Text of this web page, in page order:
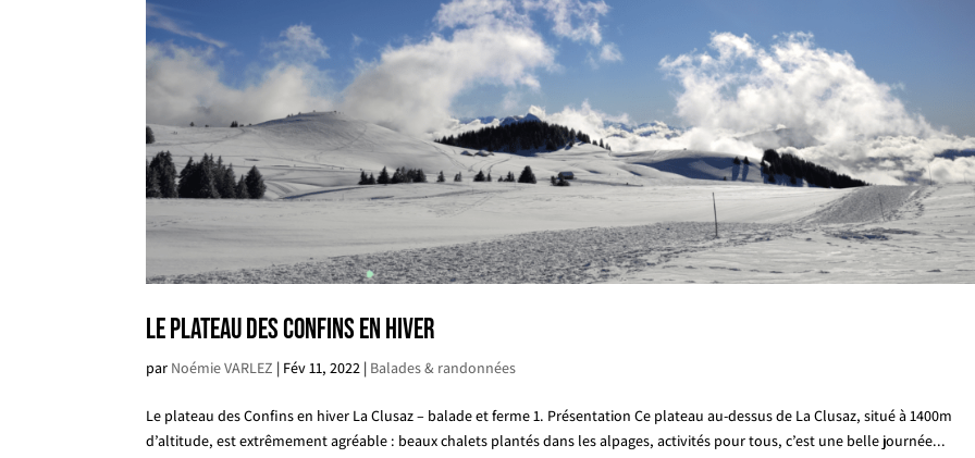
Le plateau des Confins en hiver
par Noémie VARLEZ | Fév 11, 2022 | Balades & randonnées
Le plateau des Confins en hiver La Clusaz – balade et ferme 1. Présentation Ce plateau au-dessus de La Clusaz, situé à 1400m
d’altitude, est extrêmement agréable : beaux chalets plantés dans les alpages, activités pour tous, c’est une belle journée...